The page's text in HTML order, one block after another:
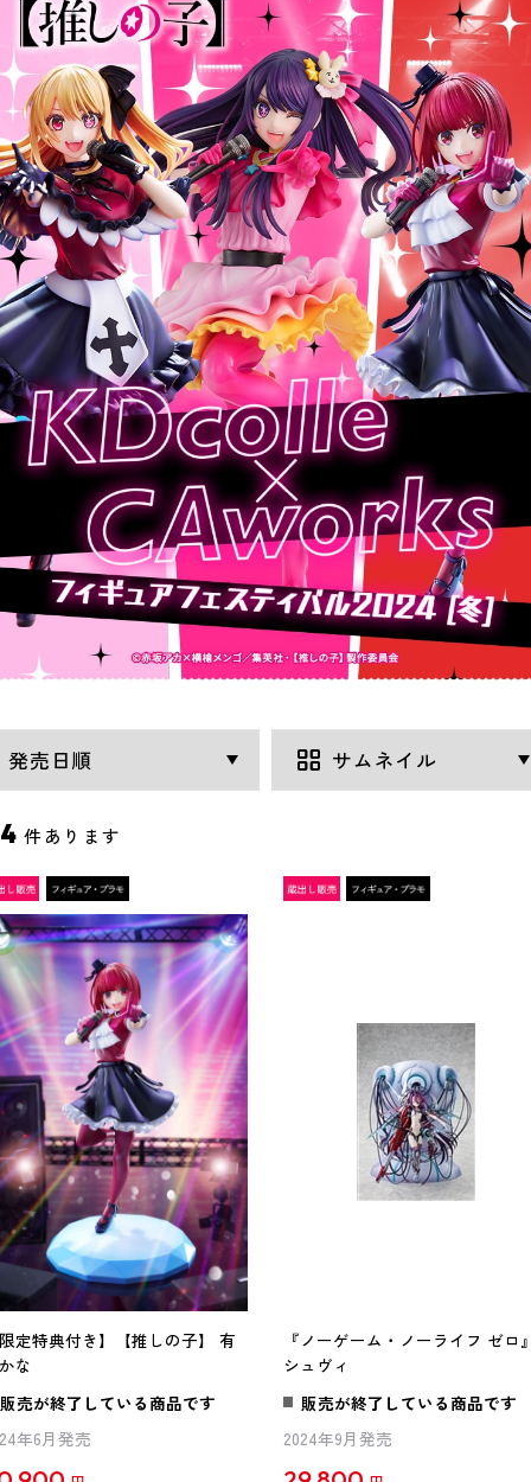
4 件あります
定特典付き】【推しの子】 有
な
販売が終了している商品です
年6月発売
『ノーゲーム・ノーライフ ゼロ
シュヴィ
販売が終了している商品です
2024年9月発売